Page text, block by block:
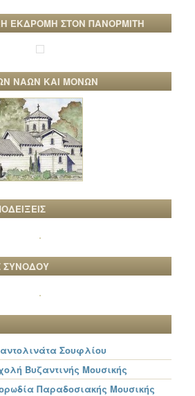
ΕΚΔΡΟΜΗ ΣΤΟΝ ΠΑΝΟΡΜΙΤΗ
ΝΑΩΝ ΚΑΙ ΜΟΝΩΝ
ΣΥΝΟΔΟΥ
Σουφλίου
Βυζαντινής Μουσικής
Παραδοσιακής Μουσικής